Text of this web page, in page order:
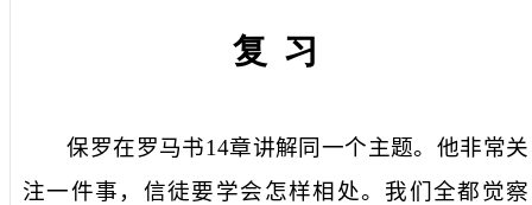
复 习
保罗在罗马书14章讲解同一个主题。他非常关
注一件事，信徒要学会怎样相处。我们全都觉察